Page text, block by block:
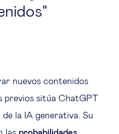
nuevos contenidos
previos sitúa ChatGPT
la IA generativa. Su